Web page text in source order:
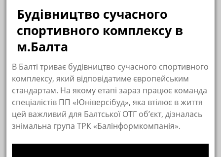
Будівництво сучасного
спортивного комплексу в
м.Балта
В Балті триває будівництво сучасного спортивного
комплексу, який відповідатиме європейським
стандартам. На якому етапі зараз працює команда
спеціалістів ПП «Юніверсібуд», яка втілює в життя
цей важливий для Балтської ОТГ об’єкт, дізналась
знімальна група ТРК «Балінформкомпанія».